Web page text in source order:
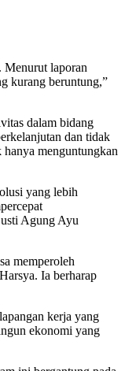
Menurut laporan
kurang beruntung,”
dalam bidang
dan tidak
hanya menguntungkan
yang lebih
Agung Ayu
memperoleh
Ia berharap
kerja yang
ekonomi yang